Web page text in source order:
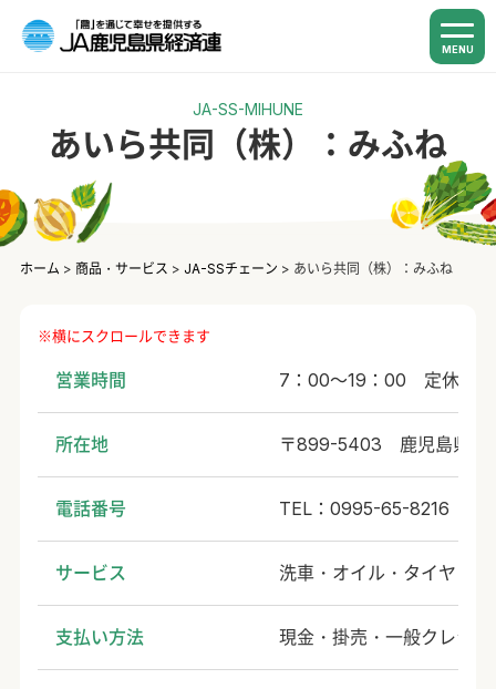
MENU
JA-SS-MIHUNE
あいら共同（株）：みふね
ホーム > 商品・サービス > JA-SSチェーン > あいら共同（株）：みふね
営業時間 7：00～19：00 定休日
所在地 〒899-5403 鹿児島県姶
電話番号 TEL：0995-65-8216
サービス 洗車・オイル・タイヤ・
支払い方法 現金・掛売・一般クレジ